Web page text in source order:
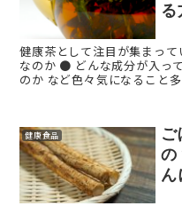
る
健康茶として注目が集まっ
なのか ● どんな成分が入っ
のか など色々気になること
健康食品
ご
の
ん